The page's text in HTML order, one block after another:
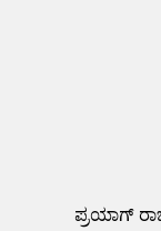
ಪ್ರಯಾಗ್